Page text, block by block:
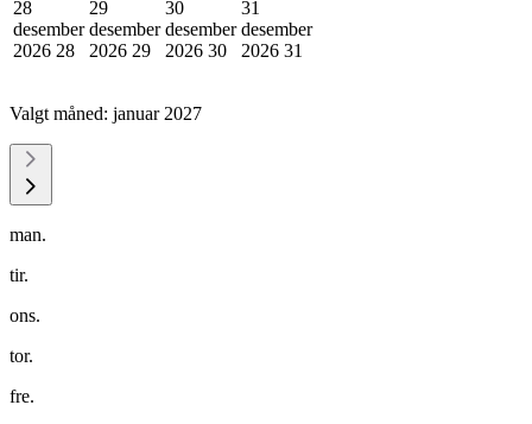
28
desember
2026 28
29
desember
2026 29
30
desember
2026 30
31
desember
2026 31
Valgt måned: januar 2027
man.
tir.
ons.
tor.
fre.